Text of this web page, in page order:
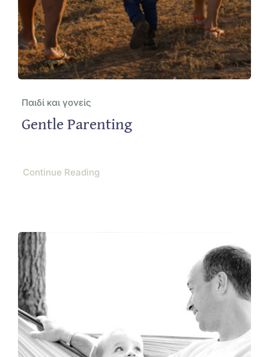
Παιδί και γονείς
Gentle Parenting
Continue Reading